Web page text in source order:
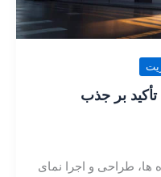
بر جذب
ها، طراحی و اجرا نمای